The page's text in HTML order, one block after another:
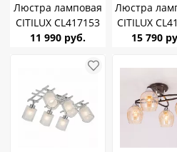
Люстра ламповая
CITILUX CL417153
Франческа
11 990 руб.
Люстра
CITILUX
Севилья
15 790